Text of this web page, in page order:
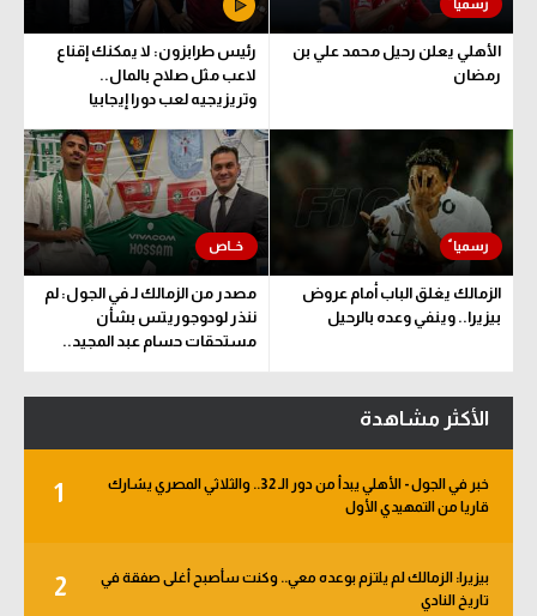
الأهلي يعلن رحيل محمد علي بن
رمضان
رئيس طرابزون: لا يمكنك إقناع
لاعب مثل صلاح بالمال..
وتريزيجيه لعب دورا إيجابيا
الزمالك يغلق الباب أمام عروض
بيزيرا.. وينفي وعده بالرحيل
مصدر من الزمالك لـ في الجول: لم
ننذر لودوجوريتس بشأن
مستحقات حسام عبد المجيد..
الأكثر مشاهدة
1
خبر في الجول - الأهلي يبدأ من دور الـ 32.. والثلاثي المصري يشارك
قاريا من التمهيدي الأول
2
بيزيرا: الزمالك لم يلتزم بوعده معي.. وكنت سأصبح أغلى صفقة في
تاريخ النادي